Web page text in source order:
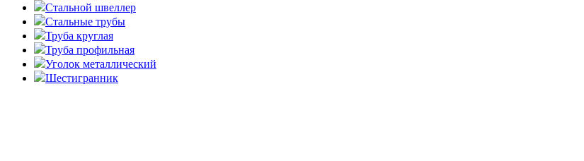
Стальной швеллер
Стальные трубы
Труба круглая
Труба профильная
Уголок металлический
Шестигранник